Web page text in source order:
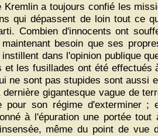
a toujours confié les
qui dépassent de loin tout ce
Combien d'innocents ont
besoin que ses
dans l'opinion publique
les fusillades ont été
ne sont pas stupides sont aussi
gigantesque vague de
pour son régime d'exterminer
à l'épuration une portée
même du point de